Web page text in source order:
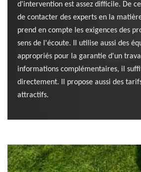
d'intervention est assez difficile. De
de contacter des experts en la
prend en compte les exigences des
sens de l'écoute. Il utilise aussi des
appropriés pour la garantie d'un
informations complémentaires, il
directement. Il propose aussi des
attractifs.